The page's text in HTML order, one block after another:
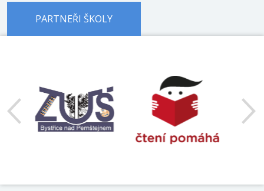
PARTNEŘI ŠKOLY